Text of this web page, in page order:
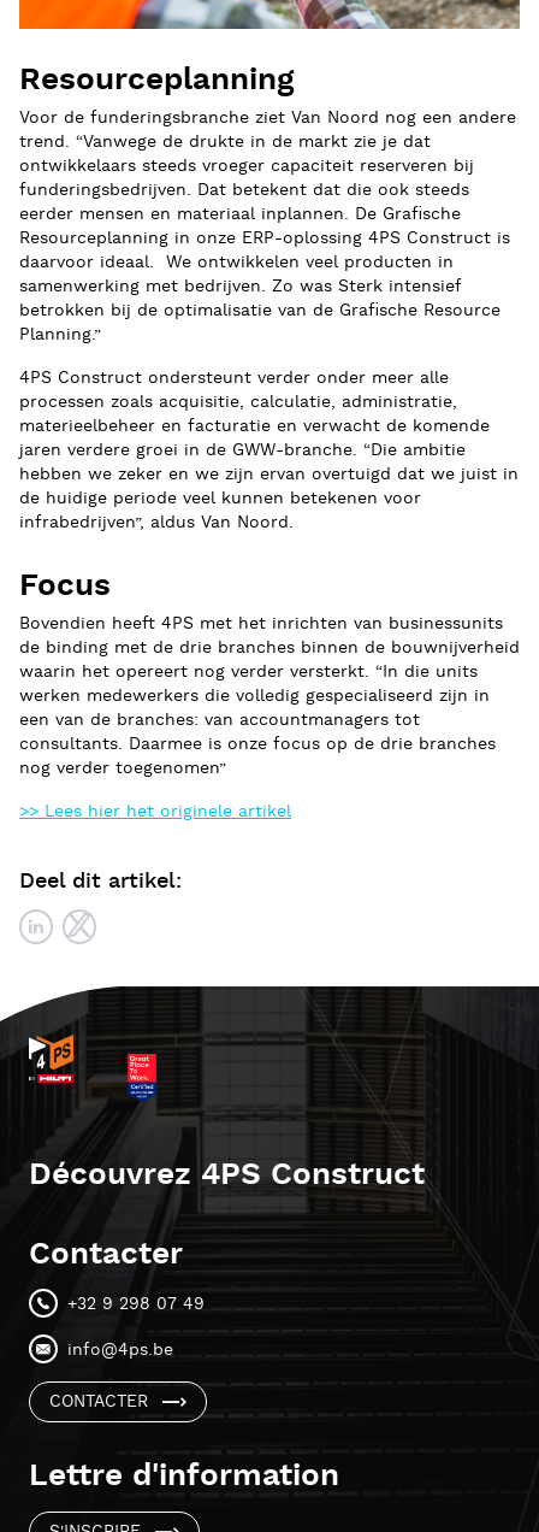
Resourceplanning
Voor de funderingsbranche ziet Van Noord nog een andere
trend. “Vanwege de drukte in de markt zie je dat
ontwikkelaars steeds vroeger capaciteit reserveren bij
funderingsbedrijven. Dat betekent dat die ook steeds
eerder mensen en materiaal inplannen. De Grafische
Resourceplanning in onze ERP-oplossing 4PS Construct is
daarvoor ideaal. We ontwikkelen veel producten in
samenwerking met bedrijven. Zo was Sterk intensief
betrokken bij de optimalisatie van de Grafische Resource
Planning.”
4PS Construct ondersteunt verder onder meer alle
processen zoals acquisitie, calculatie, administratie,
materieelbeheer en facturatie en verwacht de komende
jaren verdere groei in de GWW-branche. “Die ambitie
hebben we zeker en we zijn ervan overtuigd dat we juist in
de huidige periode veel kunnen betekenen voor
infrabedrijven”, aldus Van Noord.
Focus
Bovendien heeft 4PS met het inrichten van businessunits
de binding met de drie branches binnen de bouwnijverheid
waarin het opereert nog verder versterkt. “In die units
werken medewerkers die volledig gespecialiseerd zijn in
een van de branches: van accountmanagers tot
consultants. Daarmee is onze focus op de drie branches
nog verder toegenomen”
>> Lees hier het originele artikel
Deel dit artikel:
Découvrez 4PS Construct
Contacter
+32 9 298 07 49
info@4ps.be
CONTACTER
Lettre d'information